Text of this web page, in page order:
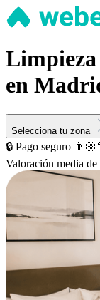
en
Selecciona tu zona
🔒 Pago seguro
Valoración media